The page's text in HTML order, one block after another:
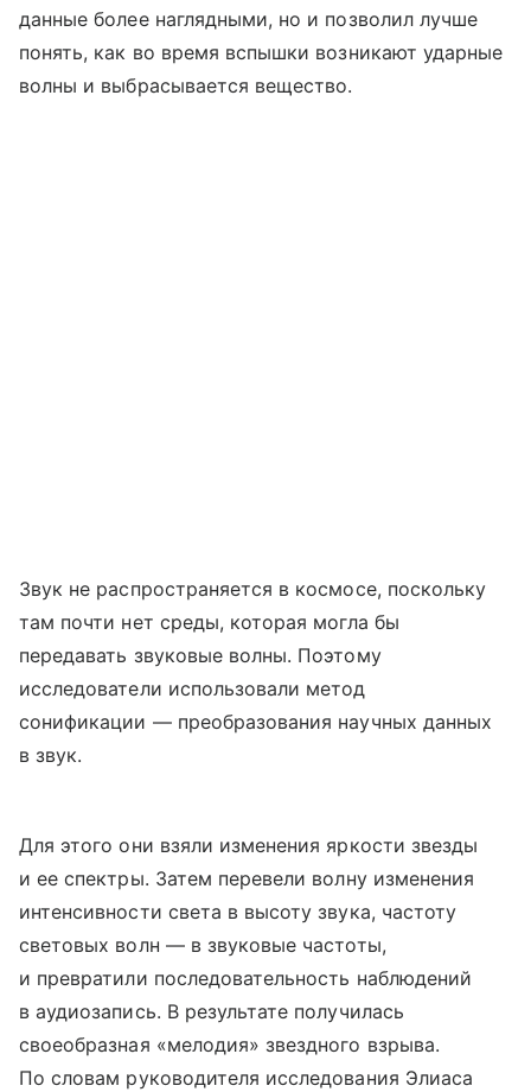
данные более наглядными, но и позволил лучше
понять, как во время вспышки возникают ударные
волны и выбрасывается вещество.
Звук не распространяется в космосе, поскольку
там почти нет среды, которая могла бы
передавать звуковые волны. Поэтому
исследователи использовали метод
сонификации — преобразования научных данных
в звук.
Для этого они взяли изменения яркости звезды
и ее спектры. Затем перевели волну изменения
интенсивности света в высоту звука, частоту
световых волн — в звуковые частоты,
и превратили последовательность наблюдений
в аудиозапись. В результате получилась
своеобразная «мелодия» звездного взрыва.
По словам руководителя исследования Элиаса